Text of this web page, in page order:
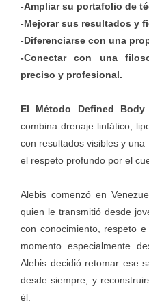
-Ampliar su portafolio de
-Mejorar sus resultados y
-Diferenciarse con una
-Conectar con una
preciso y profesional.
El Método Defined Body
combina drenaje linfático,
con resultados visibles y
el respeto profundo por el
Alebis comenzó en
quien le transmitió desde
con conocimiento, respeto
momento especialmente
Alebis decidió retomar ese
desde siempre, y
él.